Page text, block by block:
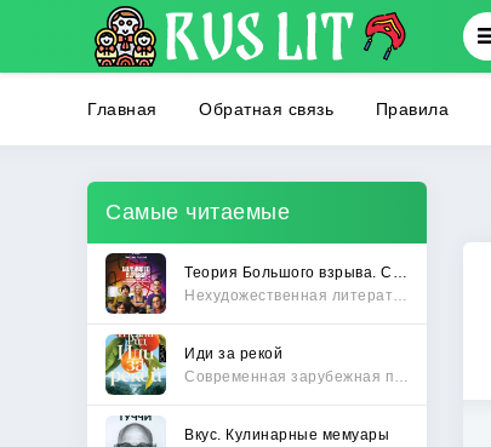
Главная Обратная связь Правила
Самые читаемые
Иди за рекой
Вкус. Кулинарные мемуары